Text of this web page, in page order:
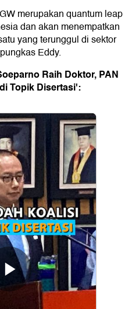
merupakan quantum leap
dan akan menempatkan
yang terunggul di sektor
Eddy.
Raih Doktor, PAN
Topik Disertasi':